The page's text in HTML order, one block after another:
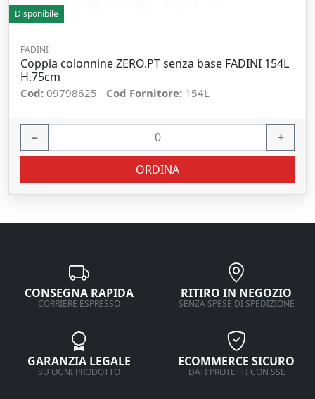
Disponibile
FADINI
Coppia colonnine ZERO.PT senza base FADINI 154L
H.75cm
Cod: 09798625 Cod Fornitore: 154L
− +
ORDINA
CONSEGNA RAPIDA
CORRIERE ESPRESSO
RITIRO IN NEGOZIO
SENZA SPESE DI SPEDIZIONE
GARANZIA LEGALE
SU OGNI PRODOTTO
ECOMMERCE SICURO
DATI PROTETTI CON SSL